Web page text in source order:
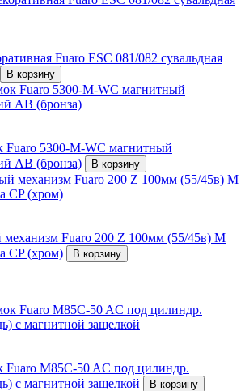
Fuaro ESC 081/082 сувальдная
В корзину
Fuaro 5300-M-WС магнитный
AB (бронза)
В корзину
Fuaro 200 Z 100мм (55/45в) M
CP (хром)
В корзину
Fuaro M85C-50 AC под цилиндр.
с магнитной защелкой
В корзину